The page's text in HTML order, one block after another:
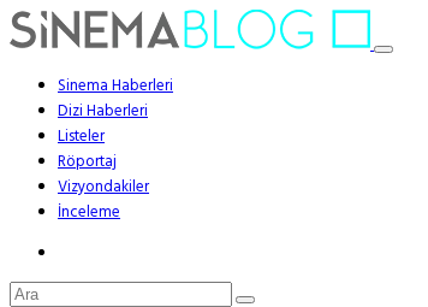
Sinema Haberleri
Dizi Haberleri
Listeler
Röportaj
Vizyondakiler
İnceleme